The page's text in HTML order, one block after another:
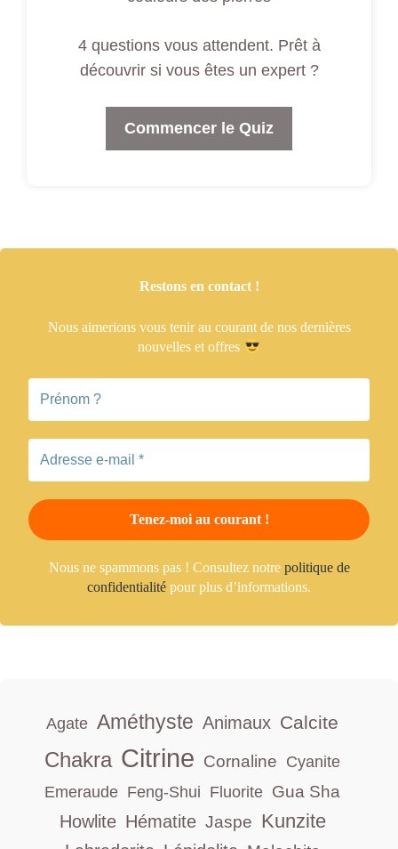
4 questions vous attendent. Prêt à
découvrir si vous êtes un expert ?
Commencer le Quiz
Restons en contact !
Nous aimerions vous tenir au courant de nos dernières
nouvelles et offres
Nous ne spammons pas ! Consultez notre politique de
confidentialité pour plus d’informations.
Agate Améthyste Animaux Calcite
Chakra Citrine Cornaline Cyanite
Emeraude Feng-Shui Fluorite Gua Sha
Howlite Hématite Jaspe Kunzite